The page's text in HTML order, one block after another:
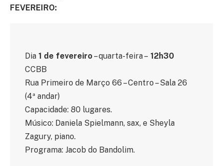
FEVEREIRO:
Dia 1 de fevereiro – quarta-feira – 12h30
CCBB
Rua Primeiro de Março 66 – Centro – Sala 26
(4ª andar)
Capacidade: 80 lugares.
Músico: Daniela Spielmann, sax, e Sheyla
Zagury, piano.
Programa: Jacob do Bandolim.